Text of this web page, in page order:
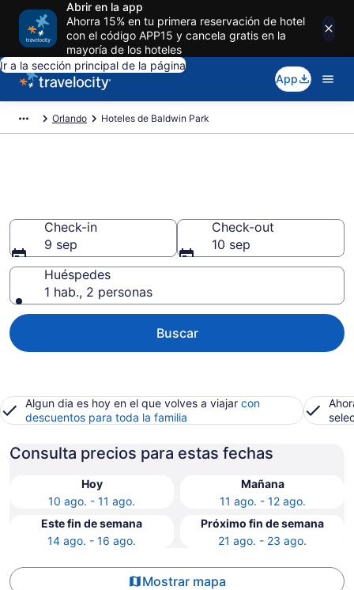
Abrir en la app
Ahorra 15% en tu primera reservación de hotel
con el código APP15 y cancela gratis en la
mayoría de los hoteles
Ir a la sección principal de la página
App
Orlando Hoteles de Baldwin Park
Check-in
9 sep
Check-out
10 sep
Huéspedes
1 hab., 2 personas
Buscar
Algun dia es hoy en el que volves a viajar con
descuentos para toda la familia
Consulta precios para estas fechas
Hoy
10 ago. - 11 ago.
Mañana
11 ago. - 12 ago.
Este fin de semana
14 ago. - 16 ago.
Próximo fin de semana
21 ago. - 23 ago.
Mostrar mapa